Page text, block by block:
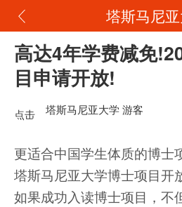
塔斯马尼
高达4年学费减免
目申请开放!
点击
加载
塔斯马尼亚大学 游客
更适合中国学生体质的博
塔斯马尼亚大学博士项目开
如果成功入读博士项目，不